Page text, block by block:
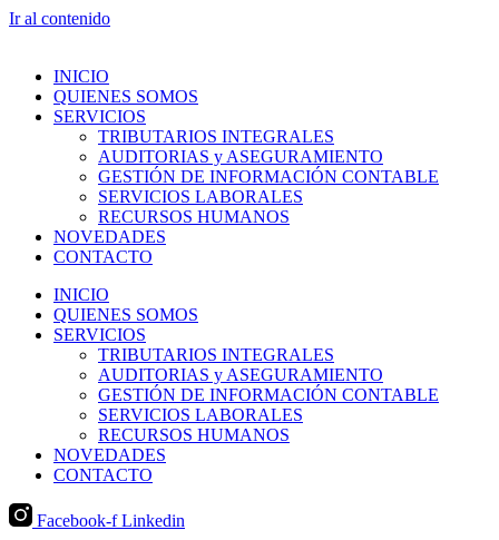
Ir al contenido
INICIO
QUIENES SOMOS
SERVICIOS
TRIBUTARIOS INTEGRALES
AUDITORIAS y ASEGURAMIENTO
GESTIÓN DE INFORMACIÓN CONTABLE
SERVICIOS LABORALES
RECURSOS HUMANOS
NOVEDADES
CONTACTO
INICIO
QUIENES SOMOS
SERVICIOS
TRIBUTARIOS INTEGRALES
AUDITORIAS y ASEGURAMIENTO
GESTIÓN DE INFORMACIÓN CONTABLE
SERVICIOS LABORALES
RECURSOS HUMANOS
NOVEDADES
CONTACTO
Facebook-f Linkedin